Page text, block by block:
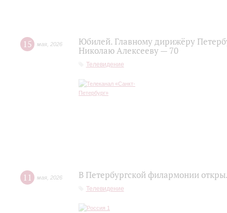
15 мая 2026
Юбилей. Главному дирижёру
Николаю Алексееву — 70
Телевидение
11 мая 2026 В Петербургской филармонии
Телевидение